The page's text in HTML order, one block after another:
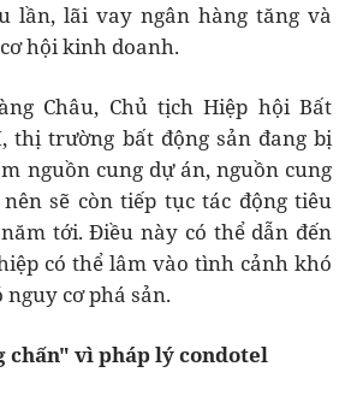
lần, lãi vay ngân hàng tăng và
hội kinh doanh.
Châu, Chủ tịch Hiệp hội Bất
thị trường bất động sản đang bị
nguồn cung dự án, nguồn cung
sẽ còn tiếp tục tác động tiêu
tới. Điều này có thể dẫn đến
có thể lâm vào tình cảnh khó
cơ phá sản.
chấn" vì pháp lý condotel